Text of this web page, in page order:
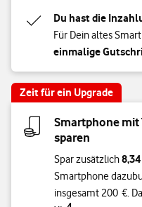
Du hast die
Für Dein altes
einmalige
Zeit für ein Upgrade
Smartphone mit
sparen
Spar zusätzlich
Smartphone
insgesamt 200 €.